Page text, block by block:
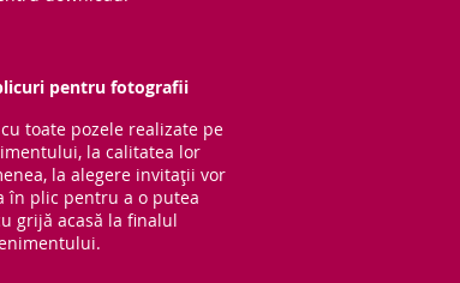
pentru fotografii
toate pozele realizate pe
la calitatea lor
la alegere invitații vor
în plic pentru a o putea
grijă acasă la finalul